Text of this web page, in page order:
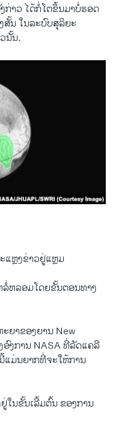
ກ່າວ ໄດ້ກໍ່ໂຕຂຶ້ນມາບໍ່ຮອດ
ສັ້ນ ໃນລະບົບສຸລິຍະ
ນັ້ນ.
ແຫຼງຂ່າວຢູ່ແຫຼມ
ຫລອມໂດຍຂັ້ນຕອນທາງ
ຍາຂອງຍານ New
ອົງການ NASA ທີ່ລັດແຄລີ
ແມ່ນຍາກທີ່ຈະໃຫ້ການ
ໃນຂັ້ນເລີ້ມຕົ້ນ ຂອງການ